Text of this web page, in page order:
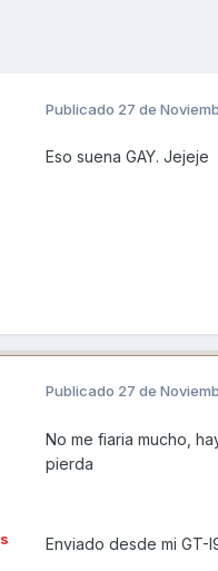
Publicado 27 de
Eso suena GAY. Jejeje
Publicado 27 de
No me fiaria mucho,
pierda
Enviado desde mi GT-